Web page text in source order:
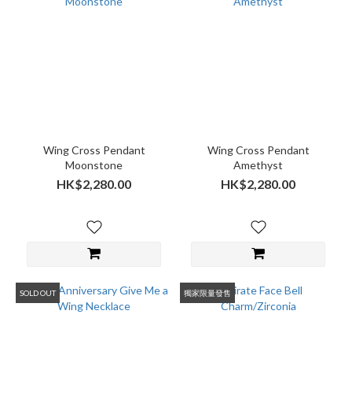
Wing Cross Pendant
Moonstone
HK$2,280.00
Wing Cross Pendant
Amethyst
HK$2,280.00
SOLD OUT 獨家限量發售